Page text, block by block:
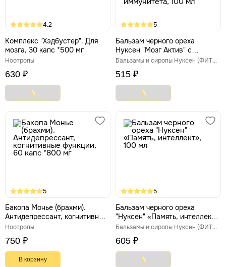
4.2
Комплекс "Хэдбустер". Для
мозга, 30 капс *500 мг
Ноотропы
630 ₽
5
Бальзам черного ореха
Нуксен "Мозг Актив" с
ежовиком. Активация мозга,
укрепление иммунитета, 100
мл
Бальзамы и сиропы Нуксен (ФИТЭКО)
515 ₽
5
Бакопа Монье (брахми).
Антидепрессант, когнитивные
функции, 60 капс *800 мг
Ноотропы
750 ₽
В корзину
5
Бальзам черного ореха
"Нуксен" «Память, интеллект»,
100 мл
Бальзамы и сиропы Нуксен (ФИТЭКО)
605 ₽